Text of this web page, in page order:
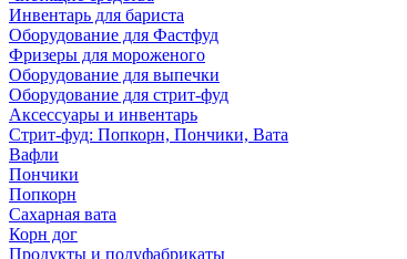
Инвентарь для бариста
Оборудование для Фастфуд
Фризеры для мороженого
Оборудование для выпечки
Оборудование для стрит-фуд
Аксессуары и инвентарь
Стрит-фуд: Попкорн, Пончики, Вата
Вафли
Пончики
Попкорн
Сахарная вата
Корн дог
Продукты и полуфабрикаты